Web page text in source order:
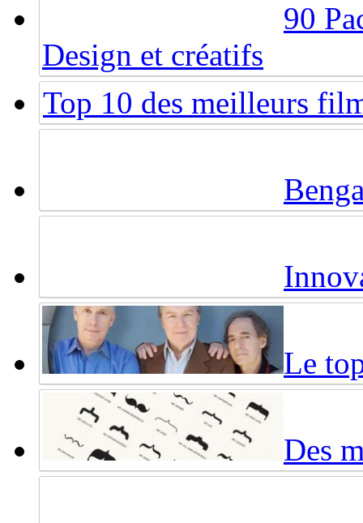
90
Design et créatifs
Top 10 des meilleurs
Le
Des